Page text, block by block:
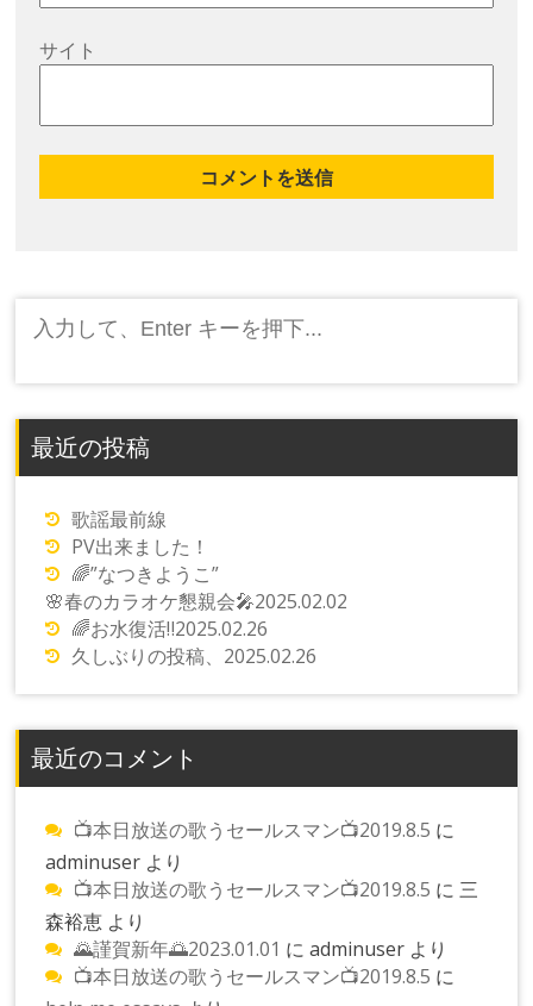
サイト
索:
最近の投稿
歌謡最前線
PV出来ました！
🌈”なつきようこ”
🌸春のカラオケ懇親会🎤2025.02.02
🌈お水復活‼️2025.02.26
久しぶりの投稿、2025.02.26
最近のコメント
📺本日放送の歌うセールスマン📺2019.8.5 に
adminuser より
📺本日放送の歌うセールスマン📺2019.8.5 に三
森裕恵 より
🌄謹賀新年🌅2023.01.01 にadminuser より
📺本日放送の歌うセールスマン📺2019.8.5 に